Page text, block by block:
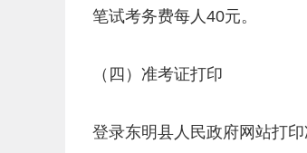
笔试考务费每人40元。
（四）准考证打印
登录东明县人民政府网站打